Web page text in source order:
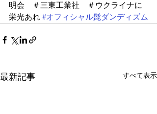
明会　＃三東工業社　＃ウクライナに
栄光あれ #オフィシャル髭ダンディズム
最新記事 すべて表示